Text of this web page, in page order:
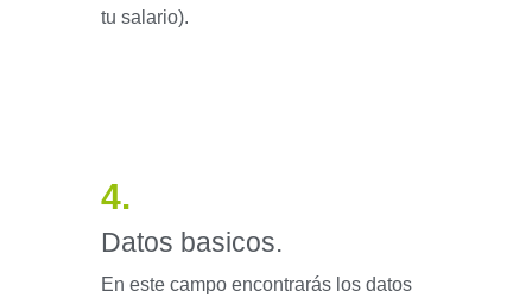
tu salario).
4.
Datos basicos.
En este campo encontrarás los datos